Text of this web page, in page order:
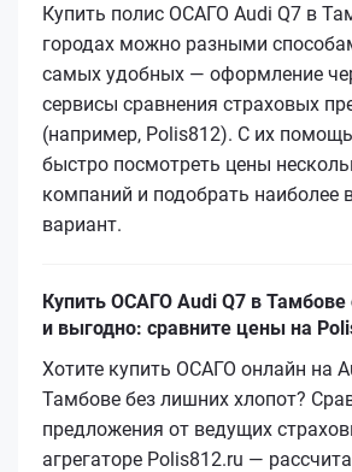
Купить полис ОСАГО Audi Q7 в
городах можно разными
самых удобных — оформление
сервисы сравнения страховых
(например, Polis812). С их
быстро посмотреть цены
компаний и подобрать наиболее
вариант.
Купить ОСАГО Audi Q7 в
и выгодно: сравните цены на
Хотите купить ОСАГО онлайн на
Тамбове без лишних хлопот?
предложения от ведущих
агрегаторе Polis812.ru —